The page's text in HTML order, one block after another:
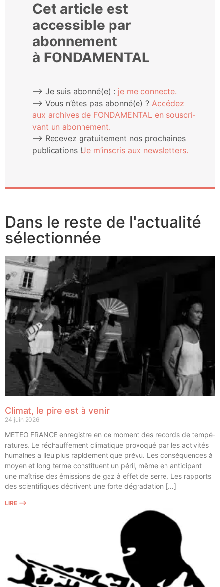
Cet article est
accessible par
abonnement
à FONDAMENTAL
⟶ Je suis abonné(e) : je me connecte.
⟶ Vous n’êtes pas abonné(e) ? Accé­dez
aux archives de FONDAMENTAL en sous­cri­
vant un abonnement.
⟶ Rece­vez gra­tui­te­ment nos pro­chaines
publi­ca­tions !Je m’ins­cris aux newsletters.
Dans le reste de l'actualité
sélectionnée
Climat, le pire est à venir
24 juin 2026
METEO FRANCE enre­gistre en ce moment des records de tem­pé­
ra­tures. Le réchauf­fe­ment cli­ma­tique pro­vo­qué par les acti­vi­tés
humaines a lieu plus rapi­de­ment que pré­vu. Les consé­quences à
moyen et long terme consti­tuent un péril, même en anti­ci­pant
une maî­trise des émis­sions de gaz à effet de serre. Les rap­ports
des scien­ti­fiques décrivent une forte dégradation […]
LIRE ⟶